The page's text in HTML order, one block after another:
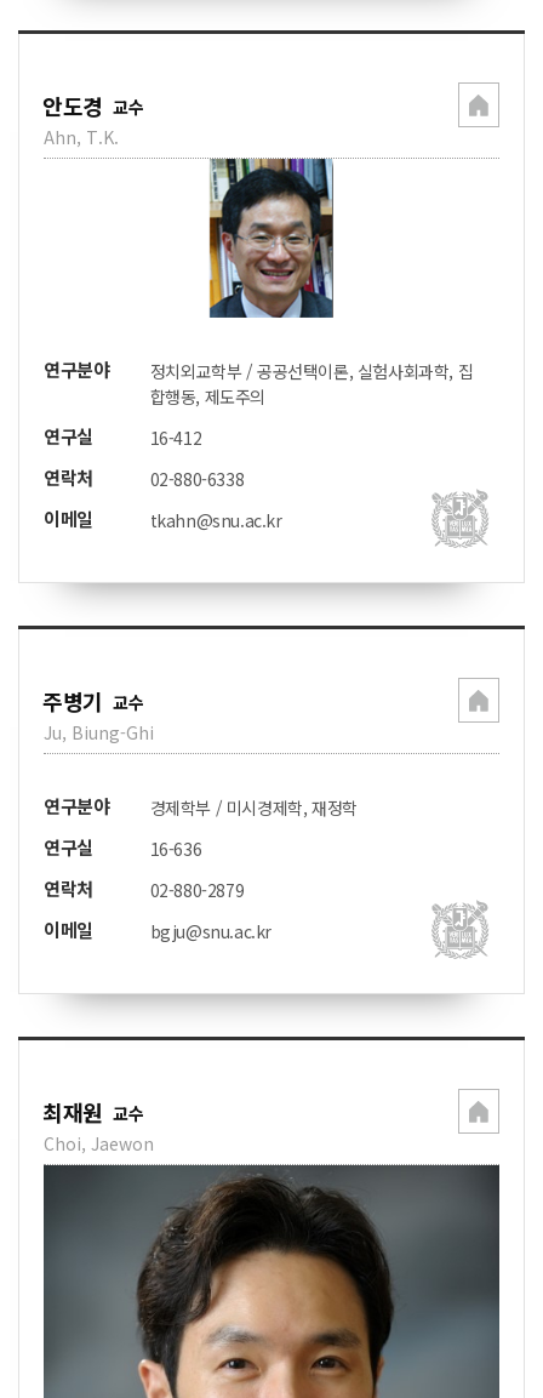
안도경 교수
Ahn, T.K.
연구분야
정치외교학부 / 공공선택이론, 실험사회과학, 집
합행동, 제도주의
연구실 16-412
연락처 02-880-6338
이메일 tkahn@snu.ac.kr
주병기 교수
Ju, Biung-Ghi
연구분야 경제학부 / 미시경제학, 재정학
연구실 16-636
연락처 02-880-2879
이메일 bgju@snu.ac.kr
최재원 교수
Choi, Jaewon